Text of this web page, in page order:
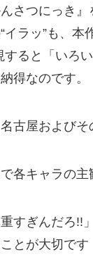
んさつにっき
イラッ”も、
すると「いろ
得なのです。
名古屋および
で各キャラの
すぎんだろ!!
とが大切です